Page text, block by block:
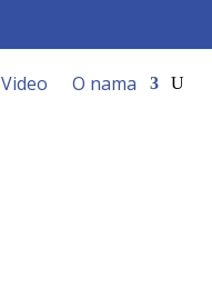
Video O nama